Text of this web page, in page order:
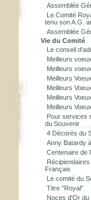
Assemblée
Le Comité
tenu son A.G.
Assemblée
Vie du Comité
Le conseil
Meilleurs
Meilleurs
Meilleurs
Meilleurs
Meilleurs
Meilleurs
Pour services
du Souvenir
4 Décorés du
Anny Batardy
Centenaire de
Français
Le comité du
Titre "Royal"
Noces d'Or du